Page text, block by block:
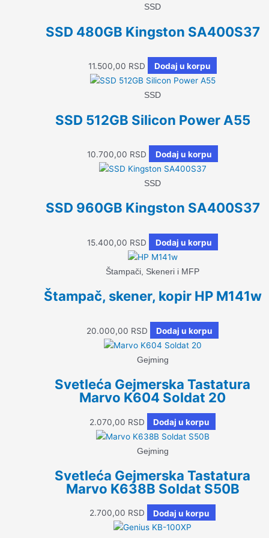
SSD
SSD 480GB Kingston SA400S37
11.500,00 RSD Dodaj u korpu
SSD
SSD 512GB Silicon Power A55
10.700,00 RSD Dodaj u korpu
SSD
SSD 960GB Kingston SA400S37
15.400,00 RSD Dodaj u korpu
Štampači, Skeneri i MFP
Štampač, skener, kopir HP M141w
20.000,00 RSD Dodaj u korpu
Gejming
Svetleća Gejmerska Tastatura
Marvo K604 Soldat 20
2.070,00 RSD Dodaj u korpu
Gejming
Svetleća Gejmerska Tastatura
Marvo K638B Soldat S50B
2.700,00 RSD Dodaj u korpu